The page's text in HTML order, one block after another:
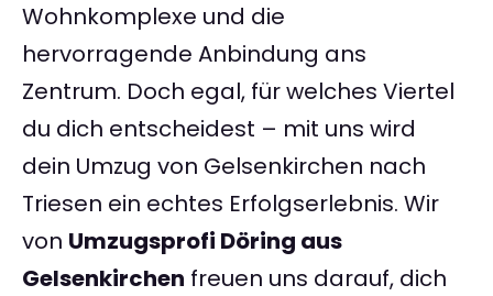
Wohnkomplexe und die
hervorragende Anbindung ans
Zentrum. Doch egal, für welches Viertel
du dich entscheidest – mit uns wird
dein Umzug von Gelsenkirchen nach
Triesen ein echtes Erfolgserlebnis. Wir
von Umzugsprofi Döring aus
Gelsenkirchen freuen uns darauf, dich